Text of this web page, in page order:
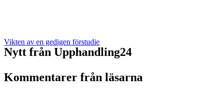
Vikten av en gedigen förstudie
Nytt från Upphandling24
Kommentarer från läsarna